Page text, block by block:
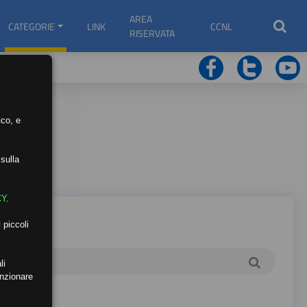
CATEGORIE LINK
AREA
RISERVATA
CCNL
e
.
piccoli